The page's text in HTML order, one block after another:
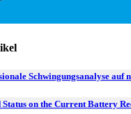
Schwingungsanalyse auf
Status on the Current Battery